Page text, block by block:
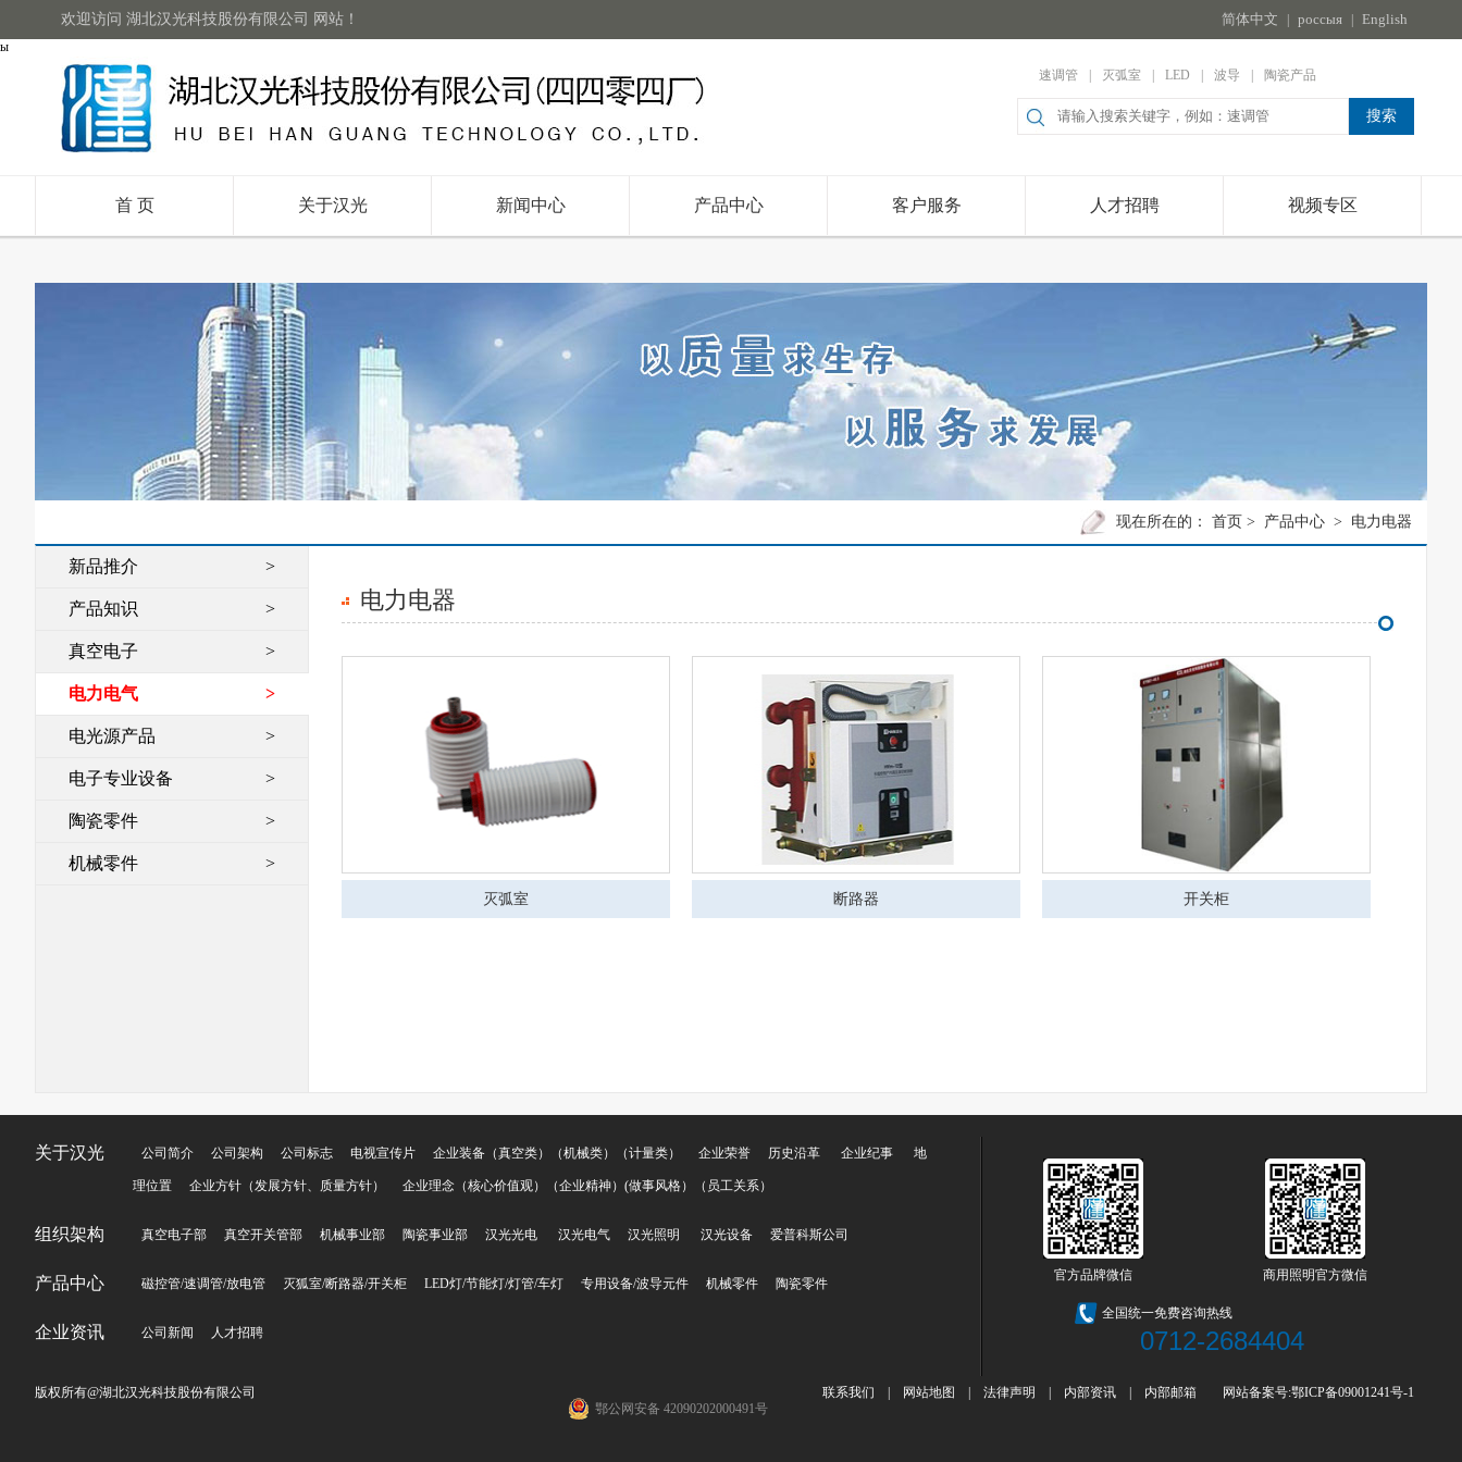
欢迎访问 湖北汉光科技股份有限公司 网站！ 简体中文 россыя English
ы
速调管
灭弧室 LED 波导 陶瓷产品
首 页 关于汉光 新闻中心 产品中心 客户服务 人才招聘 视频专区
现在所在的： 首页 > 产品中心 > 电力电器
新品推介 >
产品知识 >
真空电子 >
电力电气 >
电光源产品 >
电子专业设备 >
陶瓷零件 >
机械零件 >
电力电器
灭弧室 断路器 开关柜
关于汉光 公司简介 公司架构 公司标志 电视宣传片 企业装备（真空类）（机械类）（计量类） 企业荣誉 历史沿革 企业纪事 地
理位置 企业方针（发展方针、质量方针） 企业理念（核心价值观）（企业精神）(做事风格）（员工关系）
组织架构 真空电子部 真空开关管部 机械事业部 陶瓷事业部 汉光光电 汉光电气 汉光照明 汉光设备 爱普科斯公司
产品中心 磁控管/速调管/放电管 灭狐室/断路器/开关柜 LED灯/节能灯/灯管/车灯 专用设备/波导元件 机械零件 陶瓷零件
企业资讯 公司新闻 人才招聘
官方品牌微信 商用照明官方微信
全国统一免费咨询热线
0712-2684404
版权所有@湖北汉光科技股份有限公司 联系我们 网站地图 法律声明 内部资讯 内部邮箱
网站备案号:鄂ICP备09001241号-1
鄂公网安备 42090202000491号